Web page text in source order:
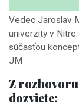
Vedec Jaroslav
univerzity v Nitre
súčasťou
JM
Z
dozviete: